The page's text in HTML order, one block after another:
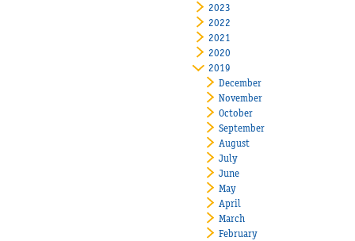
2023
2022
2021
2020
2019
December
November
October
September
August
July
June
May
April
March
February